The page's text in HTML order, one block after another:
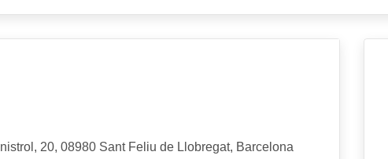
20, 08980 Sant Feliu de Llobregat, Barcelona